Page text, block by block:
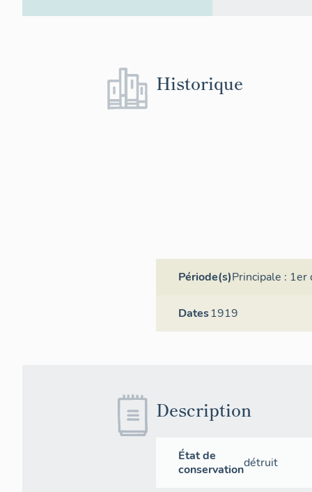
Historique
Période(s)Principale : 1er
Dates1919
Description
État de
conservationdétruit